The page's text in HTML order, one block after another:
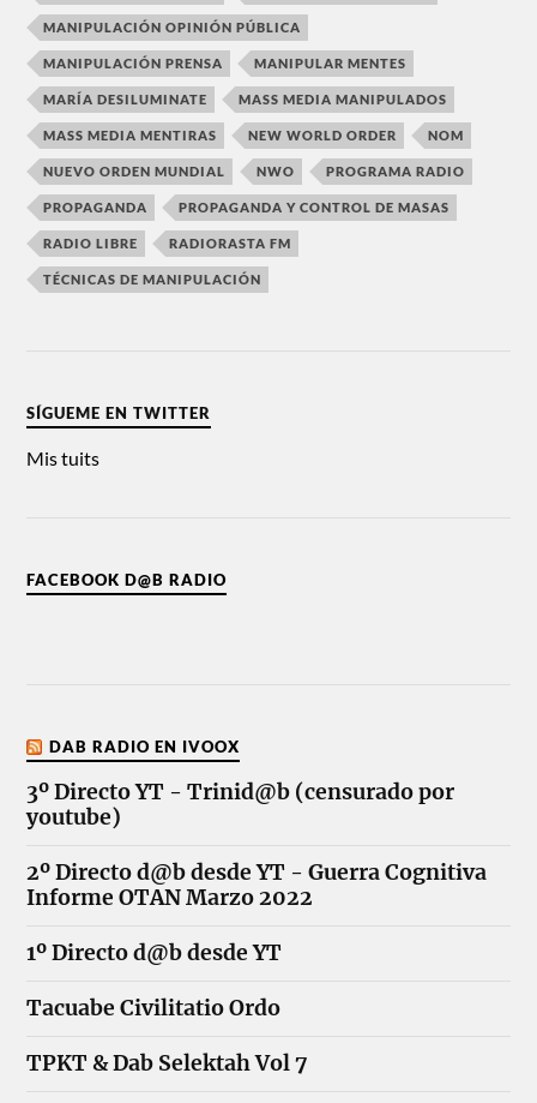
MANIPULACIÓN OPINIÓN PÚBLICA
MANIPULACIÓN PRENSA MANIPULAR MENTES
MARÍA DESILUMINATE MASS MEDIA MANIPULADOS
MASS MEDIA MENTIRAS NEW WORLD ORDER NOM
NUEVO ORDEN MUNDIAL NWO PROGRAMA RADIO
PROPAGANDA PROPAGANDA Y CONTROL DE MASAS
RADIO LIBRE RADIORASTA FM
TÉCNICAS DE MANIPULACIÓN
SÍGUEME EN TWITTER
Mis tuits
FACEBOOK D@B RADIO
DAB RADIO EN IVOOX
3º Directo YT - Trinid@b (censurado por
youtube)
2º Directo d@b desde YT - Guerra Cognitiva
Informe OTAN Marzo 2022
1º Directo d@b desde YT
Tacuabe Civilitatio Ordo
TPKT & Dab Selektah Vol 7